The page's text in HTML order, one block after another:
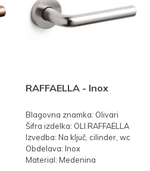
RAFFAELLA - Inox
Blagovna znamka: Olivari
Šifra izdelka: OLI.RAFFAELLA
Izvedba: Na ključ, cilinder, wc
Obdelava: Inox
Material: Medenina